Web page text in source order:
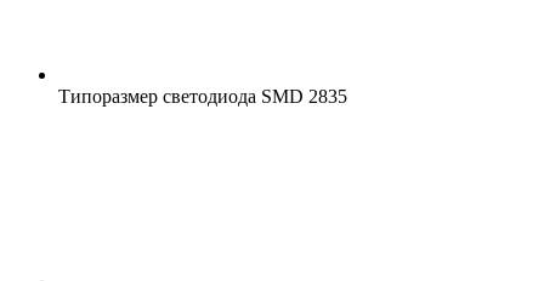
Типоразмер светодиода SMD 2835